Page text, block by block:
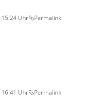
Uhr Permalink
Uhr Permalink